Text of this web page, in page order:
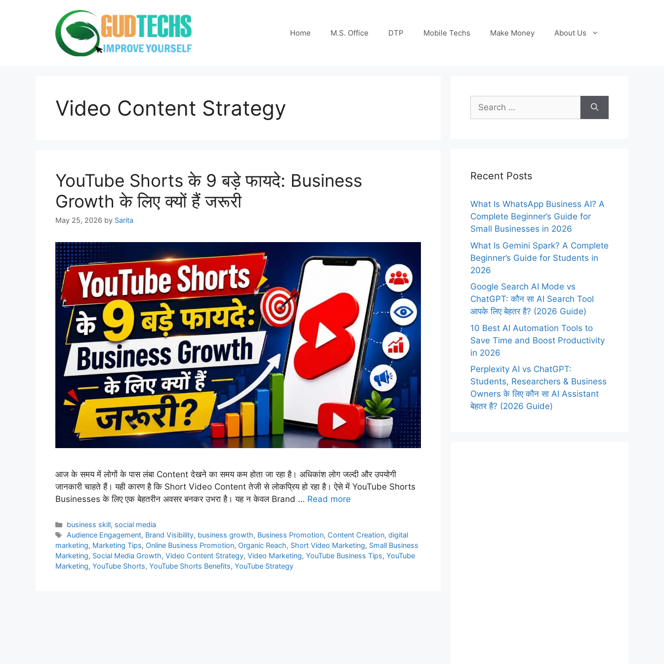
Home M.S. Office DTP Mobile Techs Make Money About Us
Video Content Strategy
YouTube Shorts के 9 बड़े फायदे: Business
Growth के लिए क्यों हैं जरूरी
May 25, 2026 by Sarita
आज के समय में लोगों के पास लंबा Content देखने का समय कम होता जा रहा है। अधिकांश लोग जल्दी और उपयोगी
जानकारी चाहते हैं। यही कारण है कि Short Video Content तेजी से लोकप्रिय हो रहा है। ऐसे में YouTube Shorts
Businesses के लिए एक बेहतरीन अवसर बनकर उभरा है। यह न केवल Brand … Read more
Categories
business skill, social media
Tags
Audience Engagement, Brand Visibility, business growth, Business Promotion, Content Creation,digital
marketing, Marketing Tips, Online Business Promotion, Organic Reach, Short Video Marketing, Small Business
Marketing, Social Media Growth, Video Content Strategy, Video Marketing, YouTube Business Tips, YouTube
Marketing, YouTube Shorts, YouTube Shorts Benefits, YouTube Strategy
Search
for:
Recent Posts
What Is WhatsApp Business AI? A
Complete Beginner’s Guide for
Small Businesses in 2026
What Is Gemini Spark? A Complete
Beginner’s Guide for Students in
2026
Google Search AI Mode vs
ChatGPT: कौन सा AI Search Tool
आपके लिए बेहतर है? (2026 Guide)
10 Best AI Automation Tools to
Save Time and Boost Productivity
in 2026
Perplexity AI vs ChatGPT:
Students, Researchers & Business
Owners के लिए कौन सा AI Assistant
बेहतर है? (2026 Guide)